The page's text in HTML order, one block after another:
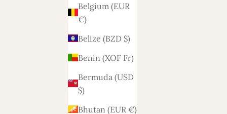
Belgium (EUR
€)
Belize (BZD $)
Benin (XOF Fr)
Bermuda (USD
$)
Bhutan (EUR €)